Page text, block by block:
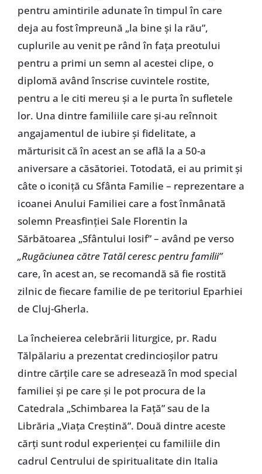
pentru amintirile adunate în timpul în care
deja au fost împreună „la bine şi la rău”,
cuplurile au venit pe rând în faţa preotului
pentru a primi un semn al acestei clipe, o
diplomă având înscrise cuvintele rostite,
pentru a le citi mereu şi a le purta în sufletele
lor. Una dintre familiile care şi-au reînnoit
angajamentul de iubire şi fidelitate, a
mărturisit că în acest an se află la a 50-a
aniversare a căsătoriei. Totodată, ei au primit şi
câte o iconiţă cu Sfânta Familie – reprezentare a
icoanei Anului Familiei care a fost înmânată
solemn Preasfinţiei Sale Florentin la
Sărbătoarea „Sfântului Iosif” – având pe verso
„Rugăciunea către Tatăl ceresc pentru familii”
care, în acest an, se recomandă să fie rostită
zilnic de fiecare familie de pe teritoriul Eparhiei
de Cluj-Gherla.
La încheierea celebrării liturgice, pr. Radu
Tălpălariu a prezentat credincioşilor patru
dintre cărţile care se adresează în mod special
familiei şi pe care şi le pot procura de la
Catedrala „Schimbarea la Faţă” sau de la
Librăria „Viaţa Creştină”. Două dintre aceste
cărţi sunt rodul experienţei cu familiile din
cadrul Centrului de spiritualitate din Italia